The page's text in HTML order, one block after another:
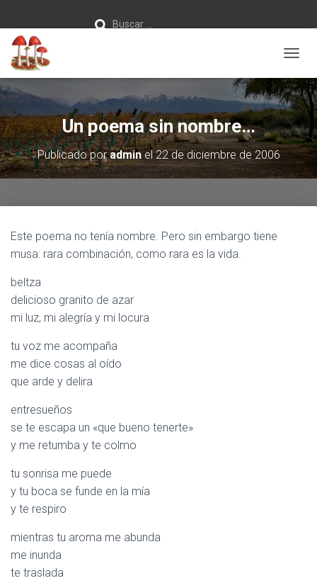
Buscar …
A
M
B
I
A
R
Un poema sin nombre…
Publicado poradminel22 de diciembre de 2006
Este poema no tenía nombre. Pero sin embargo tiene
musa: rara combinación, como rara es la vida.
beltza
delicioso granito de azar
mi luz, mi alegría y mi locura
tu voz me acompaña
me dice cosas al oído
que arde y delira
entresueños
se te escapa un «que bueno tenerte»
y me retumba y te colmo
tu sonrisa me puede
y tu boca se funde en la mía
y te respiro
mientras tu aroma me abunda
me inunda
te traslada